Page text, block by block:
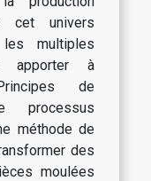
cet univers
multiples
apporter à
de
processus
méthode de
des
moulées